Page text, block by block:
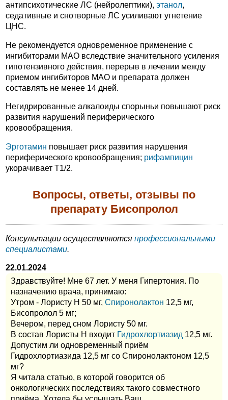
антипсихотические ЛС (нейролептики), этанол,
седативные и снотворные ЛС усиливают угнетение
ЦНС.
Не рекомендуется одновременное применение с
ингибиторами МАО вследствие значительного усиления
гипотензивного действия, перерыв в лечении между
приемом ингибиторов МАО и препарата должен
составлять не менее 14 дней.
Негидрированные алкалоиды спорыньи повышают риск
развития нарушений периферического
кровообращения.
Эрготамин повышает риск развития нарушения
периферического кровообращения; рифампицин
укорачивает T1/2.
Вопросы, ответы, отзывы по
препарату Бисопролол
Консультации осуществляются профессиональными
специалистами.
22.01.2024
Здравствуйте! Мне 67 лет. У меня Гипертония. По
назначению врача, принимаю:
Утром - Лористу Н 50 мг, Спиронолактон 12,5 мг,
Бисопролол 5 мг;
Вечером, перед сном Лористу 50 мг.
В состав Лористы Н входит Гидрохлортиазид 12,5 мг.
Допустим ли одновременный приём
Гидрохлортиазида 12,5 мг со Спиронолактоном 12,5
мг?
Я читала статью, в которой говорится об
онкологических последствиях такого совместного